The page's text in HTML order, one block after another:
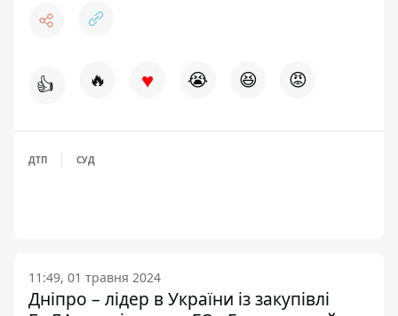
👍 🔥 ♥ 😭 😆 😡
ДТП СУД
11:49, 01 травня 2024
Дніпро – лідер в України із закупівлі